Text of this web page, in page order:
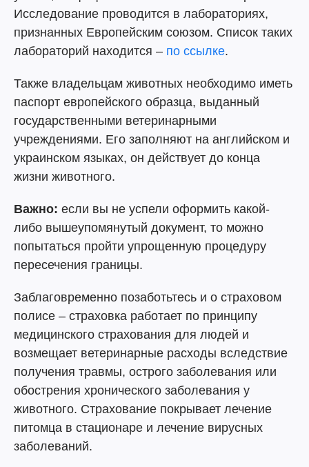
Исследование проводится в лабораториях,
признанных Европейским союзом. Список таких
лабораторий находится – по ссылке.
Также владельцам животных необходимо иметь
паспорт европейского образца, выданный
государственными ветеринарными
учреждениями. Его заполняют на английском и
украинском языках, он действует до конца
жизни животного.
Важно: если вы не успели оформить какой-
либо вышеупомянутый документ, то можно
попытаться пройти упрощенную процедуру
пересечения границы.
Заблаговременно позаботьтесь и о страховом
полисе – страховка работает по принципу
медицинского страхования для людей и
возмещает ветеринарные расходы вследствие
получения травмы, острого заболевания или
обострения хронического заболевания у
животного. Страхование покрывает лечение
питомца в стационаре и лечение вирусных
заболеваний.